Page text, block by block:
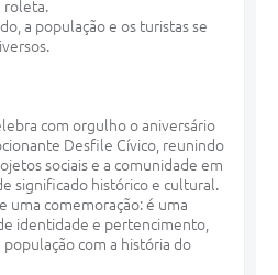
roleta.
a população e os turistas se
com orgulho o aniversário
Desfile Cívico, reunindo
sociais e a comunidade em
significado histórico e cultural.
uma comemoração: é uma
identidade e pertencimento,
com a história do